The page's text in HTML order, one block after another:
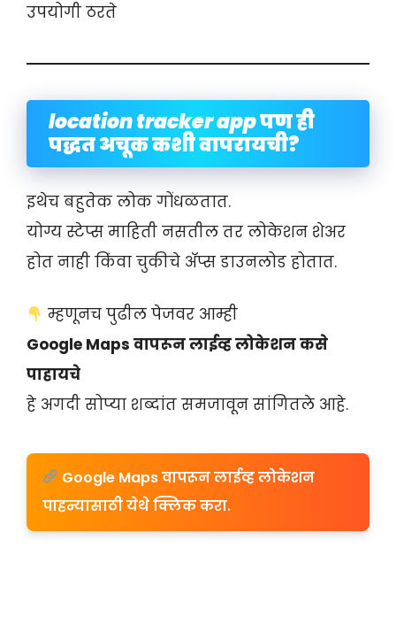
उपयोगी ठरते
location tracker appपण ही
पद्धत अचूक कशी वापरायची?
इथेच बहुतेक लोक गोंधळतात.
योग्य स्टेप्स माहिती नसतील तर लोकेशन शेअर
होत नाही किंवा चुकीचे अ‍ॅप्स डाउनलोड होतात.
म्हणूनच पुढील पेजवर आम्ही
Google Maps वापरून लाईव्ह लोकेशन कसे
पाहायचे
हे अगदी सोप्या शब्दांत समजावून सांगितले आहे.
Google Maps वापरून लाईव्ह लोकेशन
पाहन्यासाठी येथे क्लिक करा.